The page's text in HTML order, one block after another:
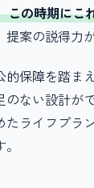
この時期にこ
案の説得力
的保障を踏ま
のない設計が
たライフプラ